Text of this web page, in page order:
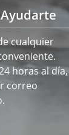
cualquier
horas al día,
correo